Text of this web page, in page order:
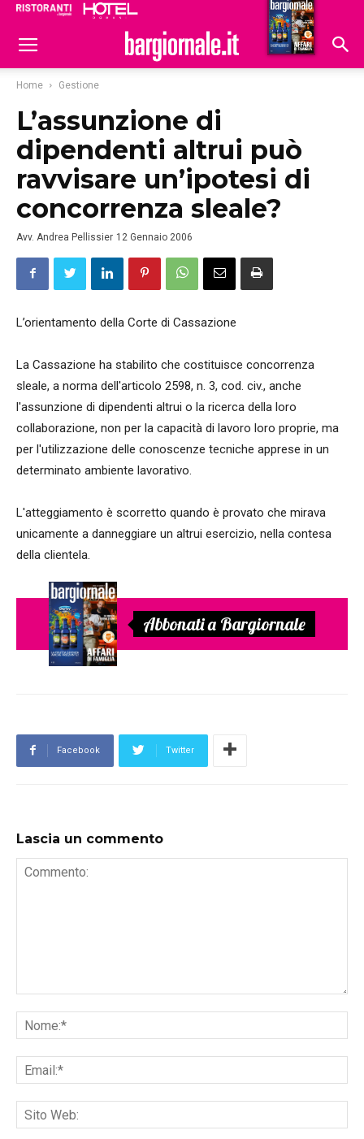
Hoteldomani
Home Gestione
L’assunzione di
dipendenti altrui può
ravvisare un’ipotesi di
concorrenza sleale?
Avv. Andrea Pellissier 12 Gennaio 2006
L’orientamento della Corte di Cassazione
La Cassazione ha stabilito che costituisce concorrenza
sleale, a norma dell'articolo 2598, n. 3, cod. civ., anche
l'assunzione di dipendenti altrui o la ricerca della loro
collaborazione, non per la capacità di lavoro loro proprie, ma
per l'utilizzazione delle conoscenze tecniche apprese in un
determinato ambiente lavorativo.
L'atteggiamento è scorretto quando è provato che mirava
unicamente a danneggiare un altrui esercizio, nella contesa
della clientela.
Abbonati a Bargiornale
Facebook Twitter
Lascia un commento